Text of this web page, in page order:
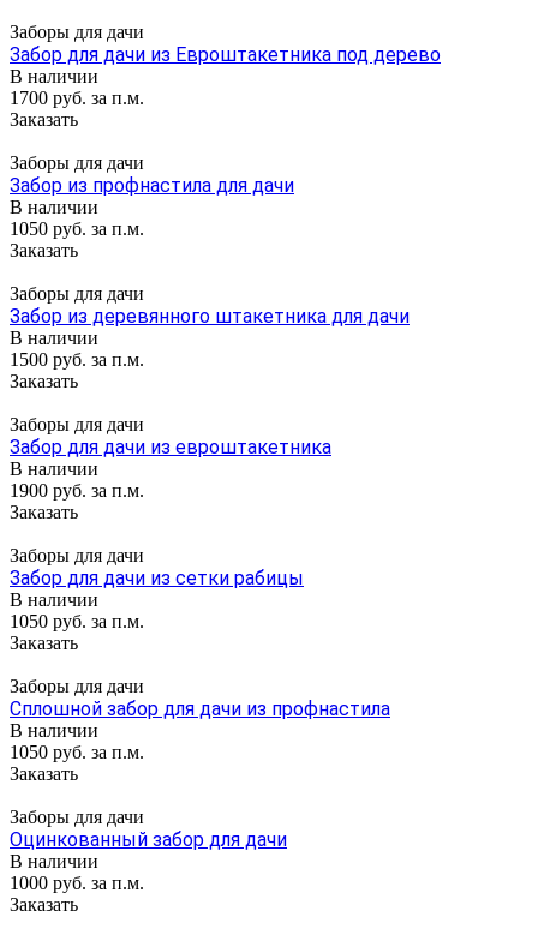
Заборы для дачи
Забор для дачи из Евроштакетника под дерево
В наличии
1700 руб. за п.м.
Заказать
Заборы для дачи
Забор из профнастила для дачи
В наличии
1050 руб. за п.м.
Заказать
Заборы для дачи
Забор из деревянного штакетника для дачи
В наличии
1500 руб. за п.м.
Заказать
Заборы для дачи
Забор для дачи из евроштакетника
В наличии
1900 руб. за п.м.
Заказать
Заборы для дачи
Забор для дачи из сетки рабицы
В наличии
1050 руб. за п.м.
Заказать
Заборы для дачи
Сплошной забор для дачи из профнастила
В наличии
1050 руб. за п.м.
Заказать
Заборы для дачи
Оцинкованный забор для дачи
В наличии
1000 руб. за п.м.
Заказать